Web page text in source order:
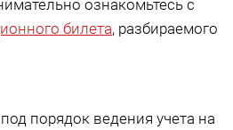
ознакомьтесь с
билета, разбираемого
порядок ведения учета на